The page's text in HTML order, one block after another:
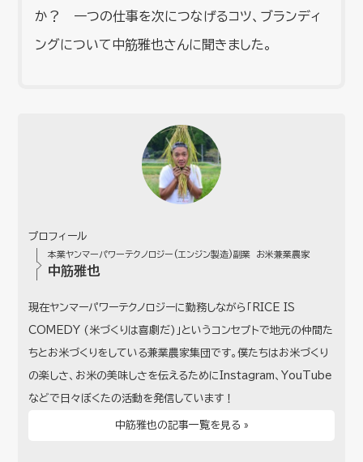
か？ 一つの仕事を次につなげるコツ、ブランディ
ングについて中筋雅也さんに聞きました。
プロフィール
本業ヤンマーパワーテクノロジー(エンジン製造)副業 お米兼業農家
中筋雅也
現在ヤンマーパワーテクノロジーに勤務しながら「RICE IS
COMEDY (米づくりは喜劇だ)」というコンセプトで地元の仲間た
ちとお米づくりをしている兼業農家集団です。僕たちはお米づくり
の楽しさ、お米の美味しさを伝えるためにInstagram、YouTube
などで日々ぼくたの活動を発信しています！
中筋雅也の記事一覧を見る »